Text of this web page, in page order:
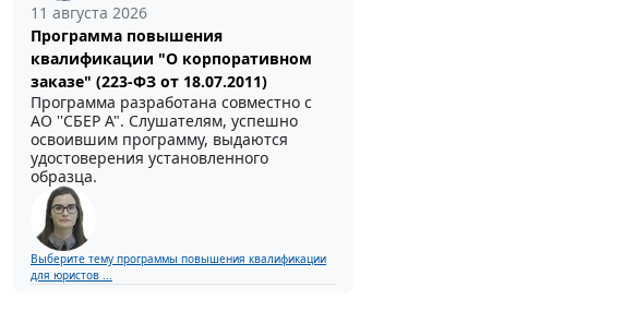
11 августа 2026
Программа повышения
квалификации "О корпоративном
заказе" (223-ФЗ от 18.07.2011)
Программа разработана совместно с
АО ''СБЕР А". Слушателям, успешно
освоившим программу, выдаются
удостоверения установленного
образца.
Выберите тему программы повышения квалификации
для юристов ...